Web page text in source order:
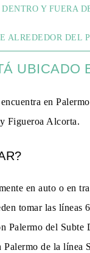
DENTRO Y FUERA
ALREDEDOR DEL
UBICADO
en
Figueroa Alcorta.
en auto o en
tomar las líneas
Palermo del Subte
de la línea